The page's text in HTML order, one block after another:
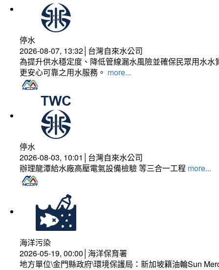
停水
2026-08-07, 13:32│台灣自來水公司
為提升供水穩定度、降低管線漏水風險並確保民眾用水
更安心可靠之用水服務。 more...
停水
2026-08-03, 10:01│台灣自來水公司
辦理龍潭給水廠高壓電氣設備檢驗 等三合一工程 more...
海洋污染
2026-05-19, 00:00│海洋保育署
地方單位\金門縣政府\環境保護局：新加坡籍油輪Sun